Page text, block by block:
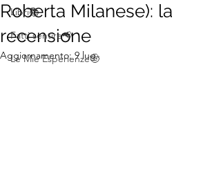
Libri📚
Fatti sentire📢
Le Mie Esperienze🤠
Roberta Milanese): la
recensione
Aggiornamento:9 lug